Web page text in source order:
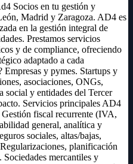
Socios en tu gestión y
Madrid y Zaragoza. AD4 es
en la gestión integral de
Prestamos servicios
y de compliance, ofreciendo
adaptado a cada
y pymes. Startups y
asociaciones, ONGs,
social y entidades del Tercer
Servicios principales AD4
fiscal recurrente (IVA,
general, analítica y
sociales, altas/bajas,
planificación
mercantiles y